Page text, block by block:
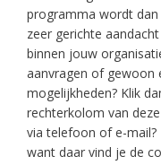
programma wordt
zeer gerichte
binnen jouw
aanvragen of gewoon
mogelijkheden? Klik
rechterkolom van
via telefoon of e-
want daar vind je de